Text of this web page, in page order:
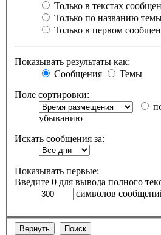
Только в текстах
Только по названию
Только в первом
Показывать результаты как:
Сообщения
Темы
Поле сортировки:
убыванию
Искать сообщения за:
Показывать первые:
Введите 0 для вывода полного
символов